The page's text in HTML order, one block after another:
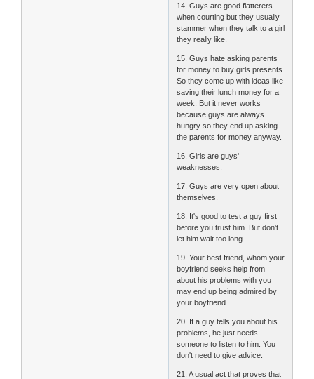
14. Guys are good flatterers
when courting but they usually
stammer when they talk to a girl
they really like.
15. Guys hate asking parents
for money to buy girls presents.
So they come up with ideas like
saving their lunch money for a
week. But it never works
because guys are always
hungry so they end up asking
the parents for money anyway.
16. Girls are guys'
weaknesses.
17. Guys are very open about
themselves.
18. It's good to test a guy first
before you trust him. But don't
let him wait too long.
19. Your best friend, whom your
boyfriend seeks help from
about his problems with you
may end up being admired by
your boyfriend.
20. If a guy tells you about his
problems, he just needs
someone to listen to him. You
don't need to give advice.
21. A usual act that proves that